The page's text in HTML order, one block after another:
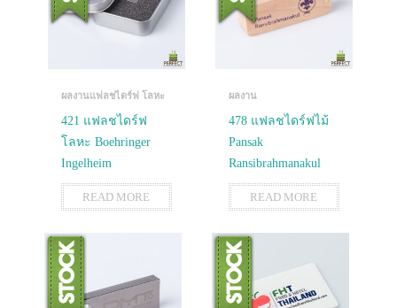
ผลงานแฟลชไดร์ฟ โลหะ
421 แฟลชไดร์ฟ
โลหะ Boehringer
Ingelheim
READ MORE
ผลงาน
478 แฟลชไดร์ฟไม้
Pansak
Ransibrahmanakul
READ MORE